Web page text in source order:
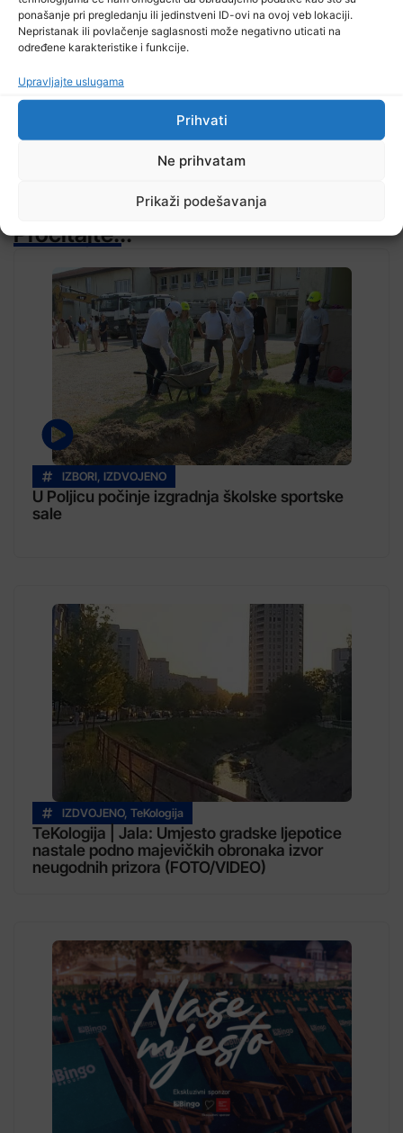
ponašanje pri pregledanju ili jedinstveni ID-ovi na ovoj veb lokaciji.
Nepristanak ili povlačenje saglasnosti može negativno uticati na
određene karakteristike i funkcije.
Upravljajte uslugama
Prihvati
Ne prihvatam
Prikaži podešavanja
TV RASPORED
Pročitajte...
IZBORI IZDVOJENO
U Poljicu počinje izgradnja školske sportske
sale
IZDVOJENO, TeKologija
TeKologija | Jala: Umjesto gradske ljepotice
nastale podno majevičkih obronaka izvor
neugodnih prizora (FOTO/VIDEO)